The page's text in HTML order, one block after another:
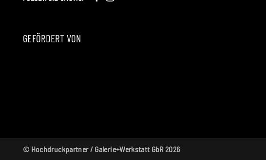
GEFÖRDERT VON
© Hochdruckpartner / Galerie+Werkstatt GbR 2026